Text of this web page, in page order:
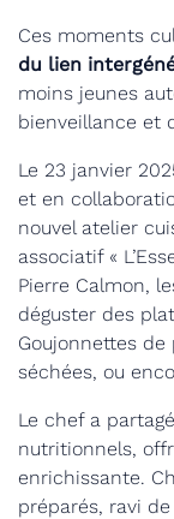
Ces moments
du lien
moins jeunes
bienveillance et
Le 23 janvier
et en
nouvel atelier
associatif «
Pierre Calmon,
déguster des
Goujonnettes
séchées, ou
Le chef a
nutritionnels,
enrichissante.
préparés, ravi